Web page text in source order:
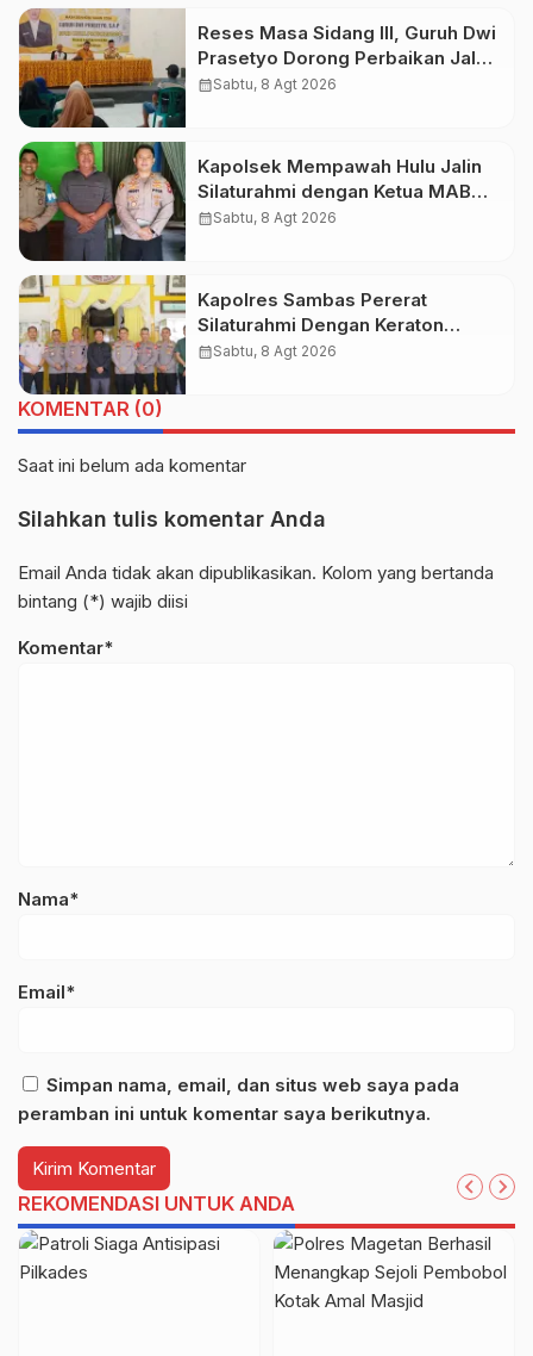
Reses Masa Sidang III, Guruh Dwi
Prasetyo Dorong Perbaikan Jalan
dan Plengsengan di Kedopok
calendar_monthSabtu, 8 Agt 2026
Kapolsek Mempawah Hulu Jalin
Silaturahmi dengan Ketua MABM
Kecamatan Mempawah Hulu
calendar_monthSabtu, 8 Agt 2026
Kapolres Sambas Pererat
Silaturahmi Dengan Keraton
Alwatzikhoebillah Kesultanan
calendar_monthSabtu, 8 Agt 2026
KOMENTAR (0)
Saat ini belum ada komentar
Silahkan tulis komentar Anda
Email Anda tidak akan dipublikasikan. Kolom yang bertanda
bintang (*) wajib diisi
Komentar*
Nama*
Email*
Simpan nama, email, dan situs web saya pada
peramban ini untuk komentar saya berikutnya.
REKOMENDASI UNTUK ANDA